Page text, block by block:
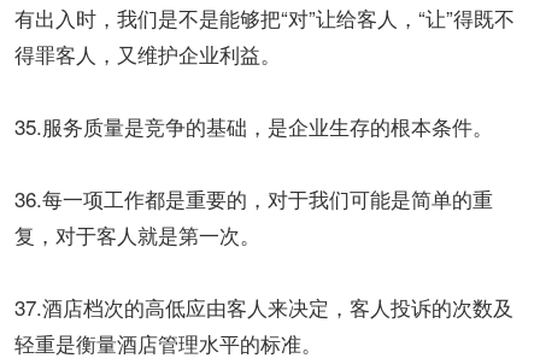
有出入时，我们是不是能够把“对”让给客人，“让”得既不
得罪客人，又维护企业利益。
35.服务质量是竞争的基础，是企业生存的根本条件。
36.每一项工作都是重要的，对于我们可能是简单的重
复，对于客人就是第一次。
37.酒店档次的高低应由客人来决定，客人投诉的次数及
轻重是衡量酒店管理水平的标准。